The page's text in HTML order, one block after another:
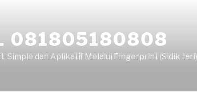
081805180808
Simple dan Aplikatif Melalui Fingerprint (Sidik Jari)